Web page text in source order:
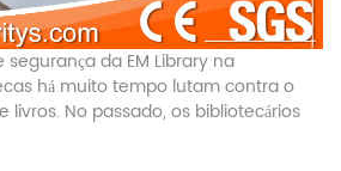
segurança da EM Library na
há muito tempo lutam contra o
No passado, os bibliotecários